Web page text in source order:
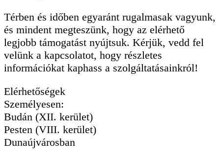
Térben és időben egyaránt rugalmasak vagyunk,
és mindent megteszünk, hogy az elérhető
legjobb támogatást nyújtsuk. Kérjük, vedd fel
velünk a kapcsolatot, hogy részletes
információkat kaphass a szolgáltatásainkról!
Elérhetőségek
Személyesen:
Budán (XII. kerület)
Pesten (VIII. kerület)
Dunaújvárosban